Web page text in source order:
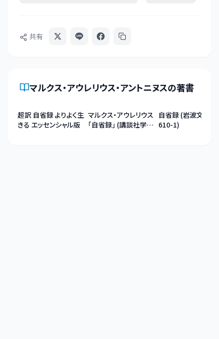
共有
マルクス・アウレリウス・アントニヌスの著書
超訳 自省録 よりよく生
きる エッセンシャル版
マルクス・アウレリウス
「自省録」 (講談社学術
自省録 (岩波文庫 青
610-1)